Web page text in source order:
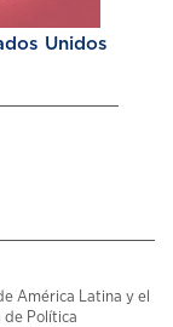
Unidos
América Latina y el
de Política